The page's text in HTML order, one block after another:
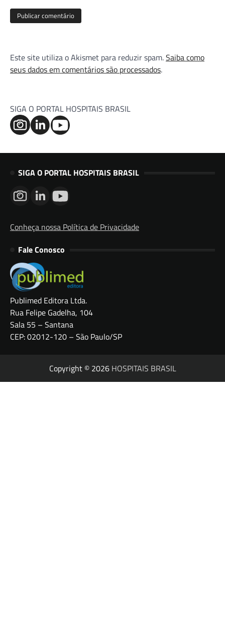
Este site utiliza o Akismet para reduzir spam.Saiba como
seus dados em comentários são processados.
SIGA O PORTAL HOSPITAIS BRASIL
SIGA O PORTAL HOSPITAIS BRASIL
Conheça nossa Política de Privacidade
Fale Conosco
Publimed Editora Ltda.
Rua Felipe Gadelha, 104
Sala 55 – Santana
CEP: 02012-120 – São Paulo/SP
Copyright © 2026 HOSPITAIS BRASIL